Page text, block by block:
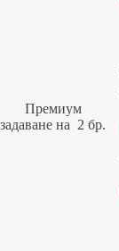
Премиум
задаване на 2 бр.